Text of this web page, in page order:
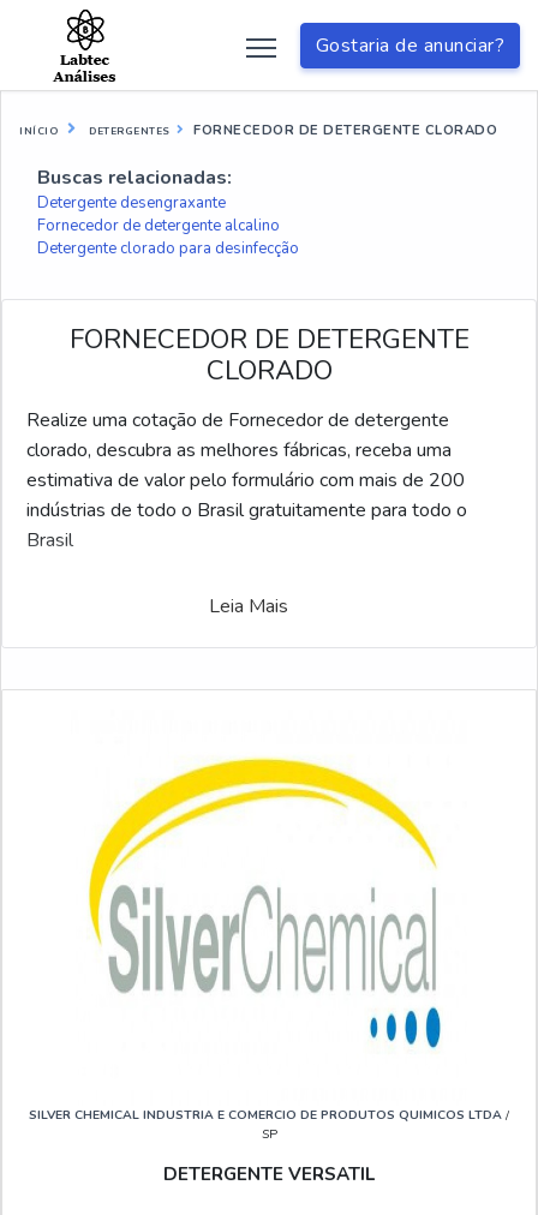
Gostaria de anunciar?
INÍCIO DETERGENTES FORNECEDOR DE DETERGENTE CLORADO
Buscas relacionadas:
Detergente desengraxante
Fornecedor de detergente alcalino
Detergente clorado para desinfecção
FORNECEDOR DE DETERGENTE
CLORADO
Realize uma cotação de Fornecedor de detergente
clorado, descubra as melhores fábricas, receba uma
estimativa de valor pelo formulário com mais de 200
indústrias de todo o Brasil gratuitamente para todo o
Brasil
Leia Mais
SILVER CHEMICAL INDUSTRIA E COMERCIO DE PRODUTOS QUIMICOS LTDA /
SP
DETERGENTE VERSATIL